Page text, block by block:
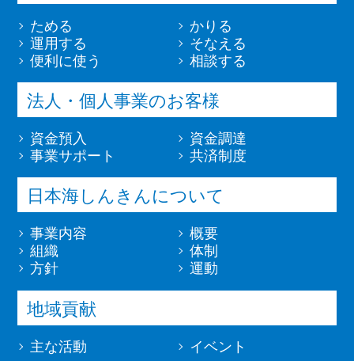
ためる
かりる
運用する
そなえる
便利に使う
相談する
法人・個人事業のお客様
資金預入
資金調達
事業サポート
共済制度
日本海しんきんについて
事業内容
概要
組織
体制
方針
運動
地域貢献
主な活動 イベント